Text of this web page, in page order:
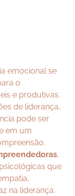
emocional se
o
e produtivas.
de liderança,
pode ser
em um
,
que
na liderança.